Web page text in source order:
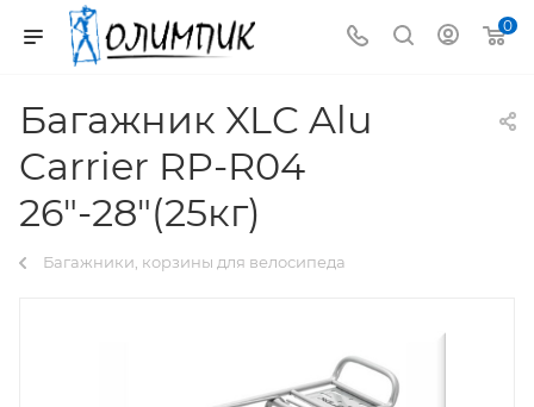
0
Багажник XLC Alu
Carrier RP-R04
26″-28″(25кг)
Багажники, корзины для велосипеда